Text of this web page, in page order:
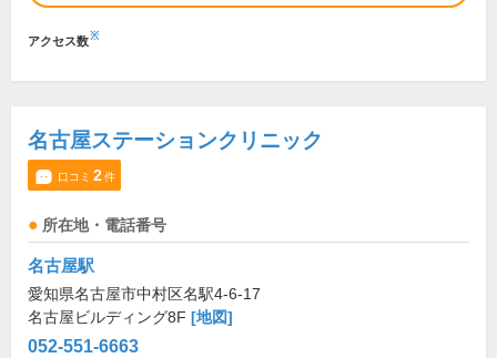
アクセス数※
名古屋ステーションクリニック
口コミ 2件
所在地・電話番号
名古屋駅
愛知県名古屋市中村区名駅4-6-17
名古屋ビルディング8F [地図]
052-551-6663